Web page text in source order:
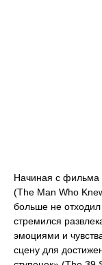
Начиная с фильма
(The Man Who
больше не
стремился
эмоциями и
сцену для